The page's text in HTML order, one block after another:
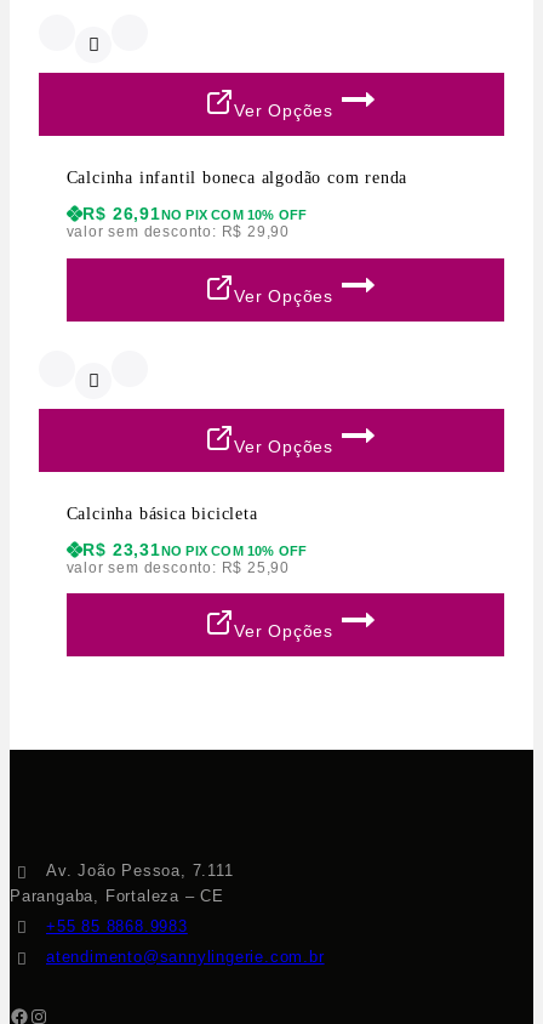
Ver Opções
Calcinha infantil boneca algodão com renda
R$ 26,91 NO PIX COM 10% OFF
valor sem desconto: R$ 29,90
Ver Opções
Ver Opções
Calcinha básica bicicleta
R$ 23,31NO PIX COM 10% OFF
valor sem desconto: R$ 25,90
Ver Opções
Av. João Pessoa, 7.111
Parangaba, Fortaleza – CE
+55 85 8868.9983
atendimento@sannylingerie.com.br